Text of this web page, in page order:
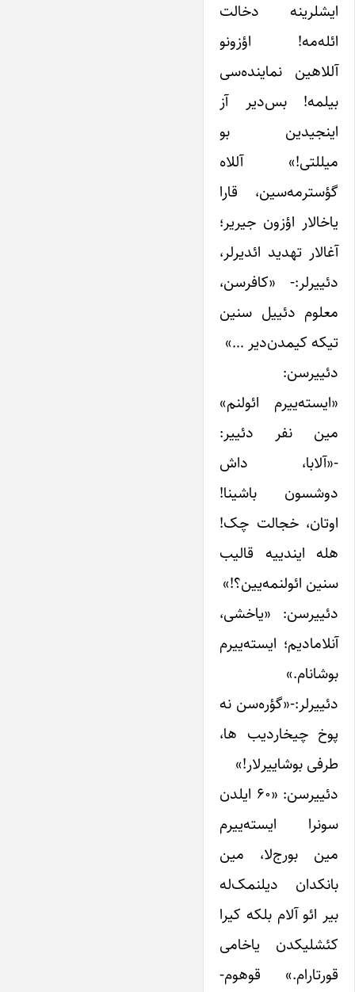
ایشلرینه دخالت
ائله‌مه! اؤزونو
آللاهین نماینده‌سی
بیلمه! بس‌دیر آز
اینجیدین بو
میللتی!» آللاه
گؤسترمه‌سین، قارا
یاخالار اؤزون جیریر؛
آغالار تهدید ائدیرلر،
دئییرلر:- «کافرسن،
معلوم دئییل سنین
تیکه کیمدن‌دیر …»
دئییرسن:
«ایسته‌ییرم ائولنم»
مین نفر دئییر:
-«آلابا، داش
دوشسون باشینا!
اوتان، خجالت چک!
هله ایندییه قالیب
سنین ائولنمه‌یین؟!»
دئییرسن: «یاخشی،
آنلامادیم؛ ایسته‌ییرم
بوشانام.»
دئییرلر:-«گؤره‌سن نه
پوخ چیخاردیب ها،
طرفی بوشاییرلار!»
دئییرسن: «۶۰ ایلدن
سونرا ایسته‌ییرم
مین بورج‌لا، مین
بانکدان دیلنمک‌له
بیر ائو آلام بلکه کیرا
کئشلیکدن یاخامی
قورتارام.» قوهوم-